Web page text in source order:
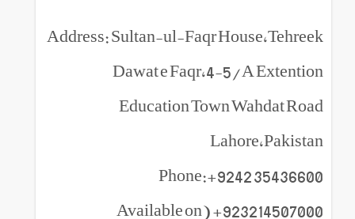
Address: Sultan-ul-Faqr House,Tehreek
Dawat e Faqr,4-5/A Extention
Education Town Wahdat Road
Lahore,Pakistan
Phone:+9242 35436600
923214507000+ (Available on